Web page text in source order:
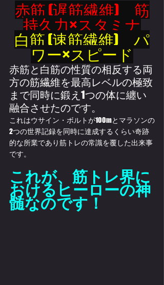
赤筋 (遅筋繊維)　筋
持久力×スタミナ
白筋 (速筋繊維)　パ
ワー×スピード
赤筋と白筋の性質の相反する両
方の筋繊維を最高レベルの極致
まで同時に鍛え 1つの体に纏い
融合させたのです。
これはウサイン・ボルトが100mとマラソンの
2つの世界記録を同時に達成するくらい奇跡
的な所業であり筋トレの常識を覆した出来事
です。
これが、筋トレ界に
おけるヒーローの神
髄なのです！